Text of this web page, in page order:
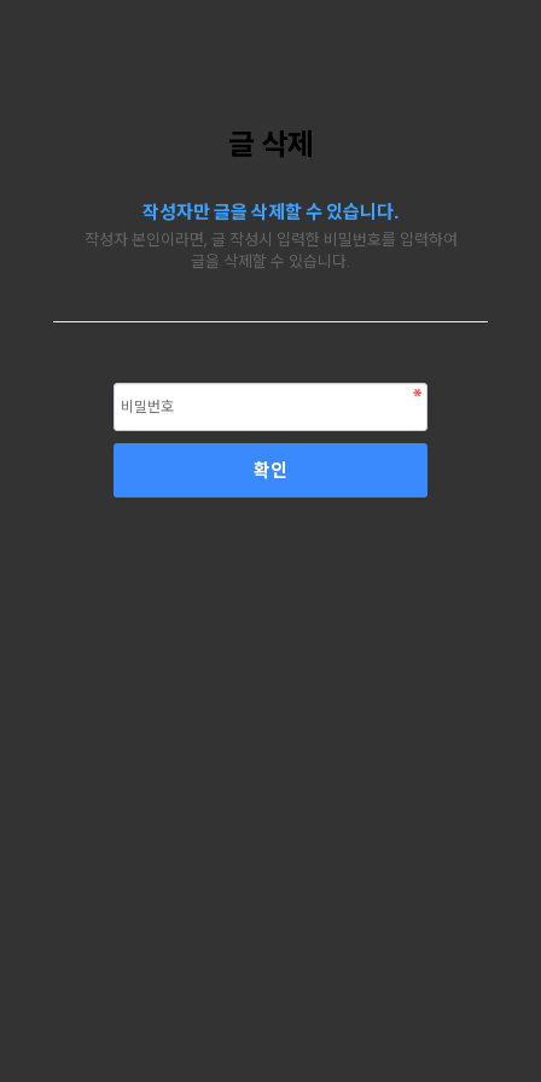
글 삭제
작성자만 글을 삭제할 수 있습니다.
작성자 본인이라면, 글 작성시 입력한 비밀번호를 입력하여
글을 삭제할 수 있습니다.